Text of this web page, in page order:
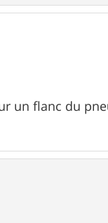
un flanc du